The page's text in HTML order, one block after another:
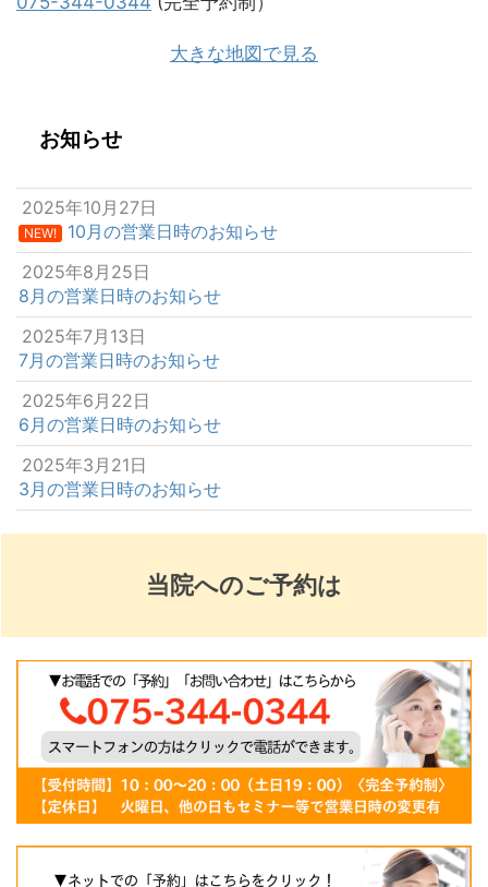
大きな地図で見る
お知らせ
2025年10月27日
NEW!
10月の営業日時のお知らせ
2025年8月25日
8月の営業日時のお知らせ
2025年7月13日
7月の営業日時のお知らせ
2025年6月22日
6月の営業日時のお知らせ
2025年3月21日
3月の営業日時のお知らせ
当院へのご予約は